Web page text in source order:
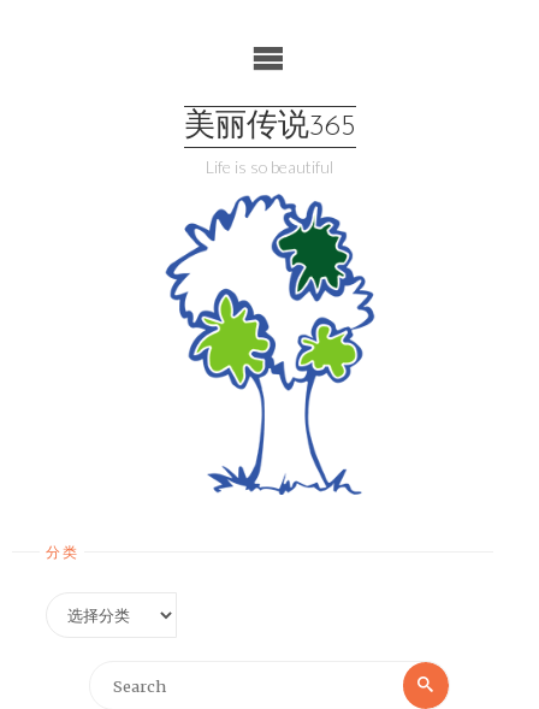
美丽传说365
Life is so beautiful
分类
Search
Search